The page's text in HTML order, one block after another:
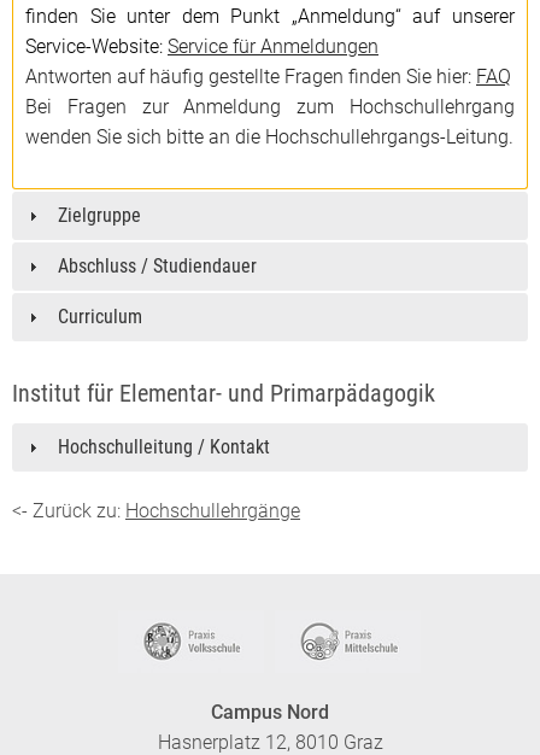
finden Sie unter dem Punkt „Anmeldung“ auf unserer
Service-Website: Service für Anmeldungen
Antworten auf häufig gestellte Fragen finden Sie hier: FAQ
Bei Fragen zur Anmeldung zum Hochschullehrgang
wenden Sie sich bitte an die Hochschullehrgangs-Leitung.
Zielgruppe
Abschluss / Studiendauer
Curriculum
Institut für Elementar- und Primarpädagogik
Hochschulleitung / Kontakt
<- Zurück zu: Hochschullehrgänge
Campus Nord
Hasnerplatz 12, 8010 Graz